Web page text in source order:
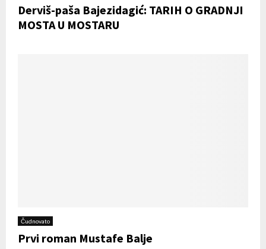
Derviš-paša Bajezidagić: TARIH O GRADNJI
MOSTA U MOSTARU
Čudnovato
Prvi roman Mustafe Balje